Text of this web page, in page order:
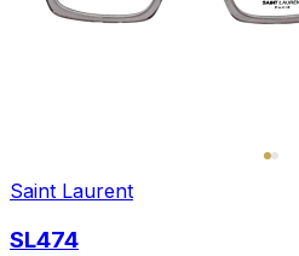
Saint Laurent
SL474